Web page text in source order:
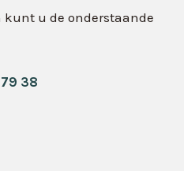
kunt u de onderstaande
38